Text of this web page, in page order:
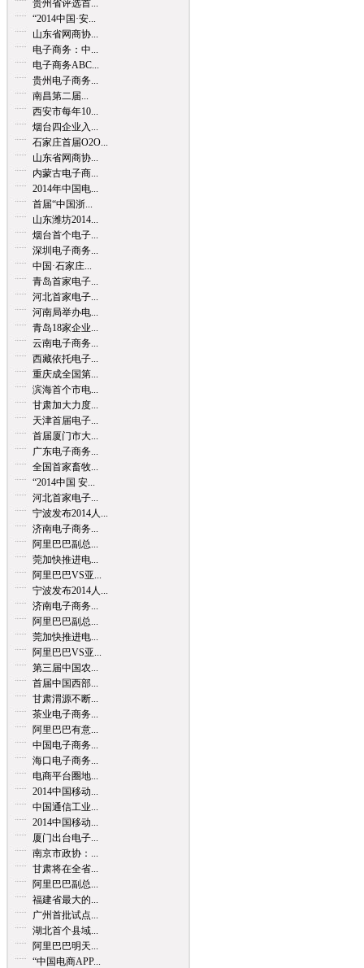
贵州省评选首...
“2014中国·安...
山东省网商协...
电子商务：中...
电子商务ABC...
贵州电子商务...
南昌第二届...
西安市每年10...
烟台四企业入...
石家庄首届O2O...
山东省网商协...
内蒙古电子商...
2014年中国电...
首届“中国浙...
山东潍坊2014...
烟台首个电子...
深圳电子商务...
中国·石家庄...
青岛首家电子...
河北首家电子...
河南局举办电...
青岛18家企业...
云南电子商务...
西藏依托电子...
重庆成全国第...
滨海首个市电...
甘肃加大力度...
天津首届电子...
首届厦门市大...
广东电子商务...
全国首家畜牧...
“2014中国 安...
河北首家电子...
宁波发布2014人...
济南电子商务...
阿里巴巴副总...
莞加快推进电...
阿里巴巴VS亚...
宁波发布2014人...
济南电子商务...
阿里巴巴副总...
莞加快推进电...
阿里巴巴VS亚...
第三届中国农...
首届中国西部...
甘肃渭源不断...
茶业电子商务...
阿里巴巴有意...
中国电子商务...
海口电子商务...
电商平台圈地...
2014中国移动...
中国通信工业...
2014中国移动...
厦门出台电子...
南京市政协：...
甘肃将在全省...
阿里巴巴副总...
福建省最大的...
广州首批试点...
湖北首个县域...
阿里巴巴明天...
“中国电商APP...